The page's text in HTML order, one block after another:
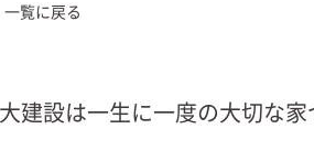
一覧に戻る
建設は一生に一度の大切な家